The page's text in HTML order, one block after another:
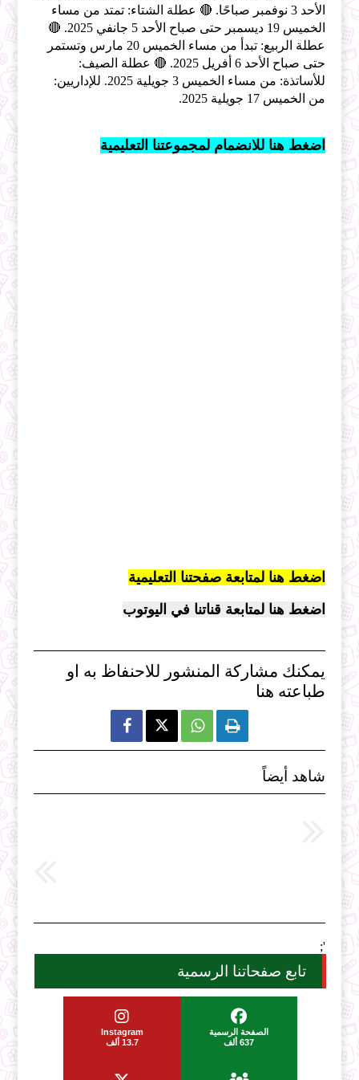
الأحد 3 نوفمبر صباحًا. 🔴 عطلة الشتاء: تمتد من مساء
الخميس 19 ديسمبر حتى صباح الأحد 5 جانفي 2025. 🔴
عطلة الربيع: تبدأ من مساء الخميس 20 مارس وتستمر
حتى صباح الأحد 6 أفريل 2025. 🔴 عطلة الصيف:
للأساتذة: من مساء الخميس 3 جويلية 2025. للإداريين:
من الخميس 17 جويلية 2025.
اضغط هنا للانضمام لمجموعتنا التعليمية
اضغط هنا لمتابعة صفحتنا التعليمية
اضغط هنا لمتابعة قناتنا في اليوتوب
يمكنك مشاركة المنشور للاحنفاظ به او
طباعته هنا
  
شاهد أيضاً
';
تابع صفحاتنا الرسمية
الصفحة الرسمية
637 ألف
Instagram
13.7 ألف